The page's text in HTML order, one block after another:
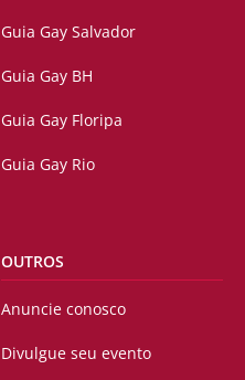
Guia Gay Salvador
Guia Gay BH
Guia Gay Floripa
Guia Gay Rio
OUTROS
Anuncie conosco
Divulgue seu evento